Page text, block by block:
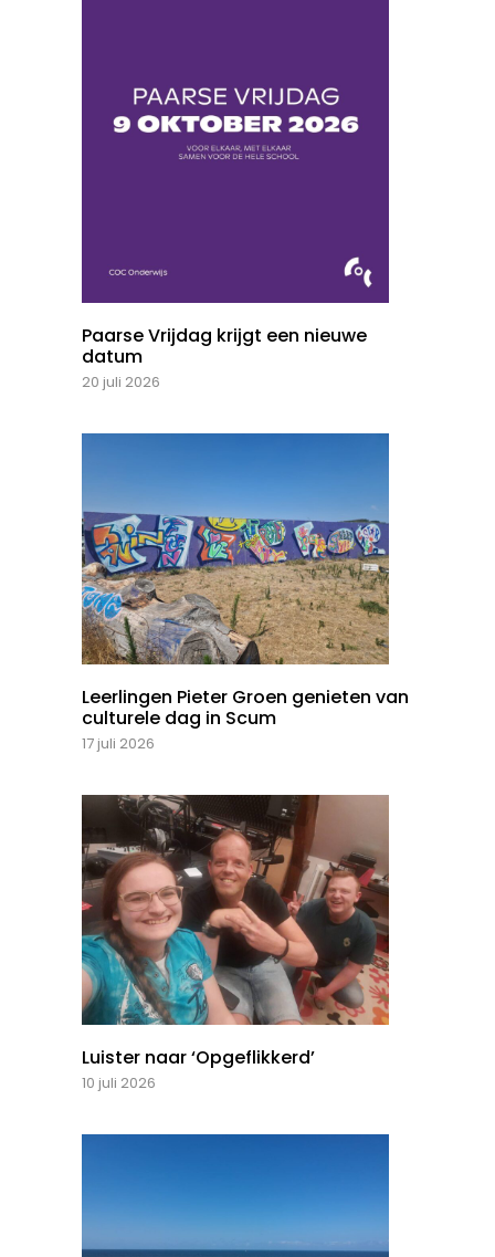
Paarse Vrijdag krijgt een nieuwe
datum
20 juli 2026
Leerlingen Pieter Groen genieten van
culturele dag in Scum
17 juli 2026
Luister naar ‘Opgeflikkerd’
10 juli 2026